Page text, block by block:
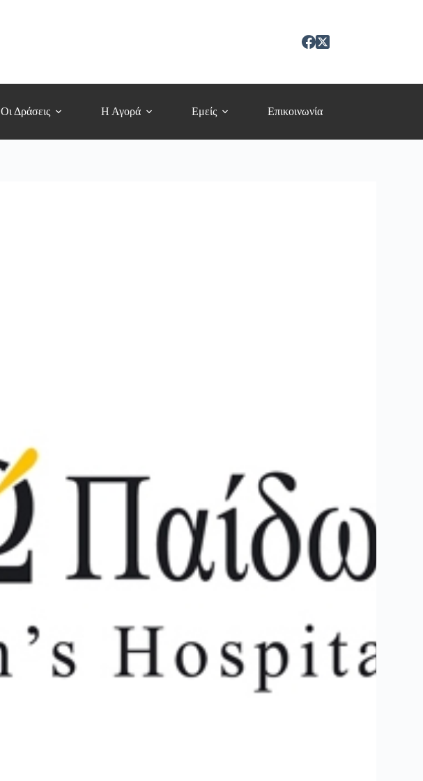
Οι Δράσεις Η Αγορά Εμείς Επικοινωνία